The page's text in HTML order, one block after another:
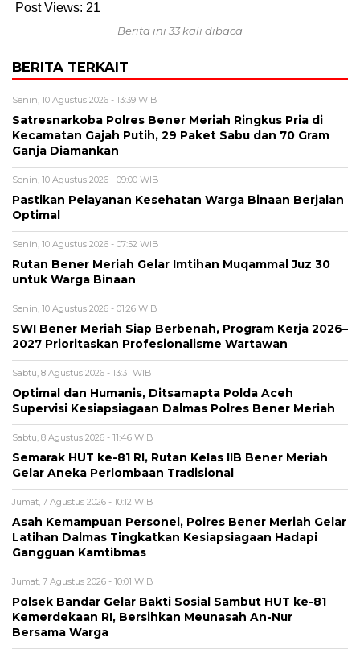
Post Views: 21
Berita ini 33 kali dibaca
BERITA TERKAIT
Senin, 10 Agustus 2026 - 13:39 WIB
Satresnarkoba Polres Bener Meriah Ringkus Pria di
Kecamatan Gajah Putih, 29 Paket Sabu dan 70 Gram
Ganja Diamankan
Senin, 10 Agustus 2026 - 09:00 WIB
Pastikan Pelayanan Kesehatan Warga Binaan Berjalan
Optimal
Senin, 10 Agustus 2026 - 07:52 WIB
Rutan Bener Meriah Gelar Imtihan Muqammal Juz 30
untuk Warga Binaan
Senin, 10 Agustus 2026 - 01:26 WIB
SWI Bener Meriah Siap Berbenah, Program Kerja 2026–
2027 Prioritaskan Profesionalisme Wartawan
Sabtu, 8 Agustus 2026 - 13:31 WIB
Optimal dan Humanis, Ditsamapta Polda Aceh
Supervisi Kesiapsiagaan Dalmas Polres Bener Meriah
Sabtu, 8 Agustus 2026 - 11:46 WIB
Semarak HUT ke-81 RI, Rutan Kelas IIB Bener Meriah
Gelar Aneka Perlombaan Tradisional
Jumat, 7 Agustus 2026 - 10:12 WIB
Asah Kemampuan Personel, Polres Bener Meriah Gelar
Latihan Dalmas Tingkatkan Kesiapsiagaan Hadapi
Gangguan Kamtibmas
Jumat, 7 Agustus 2026 - 10:01 WIB
Polsek Bandar Gelar Bakti Sosial Sambut HUT ke-81
Kemerdekaan RI, Bersihkan Meunasah An-Nur
Bersama Warga